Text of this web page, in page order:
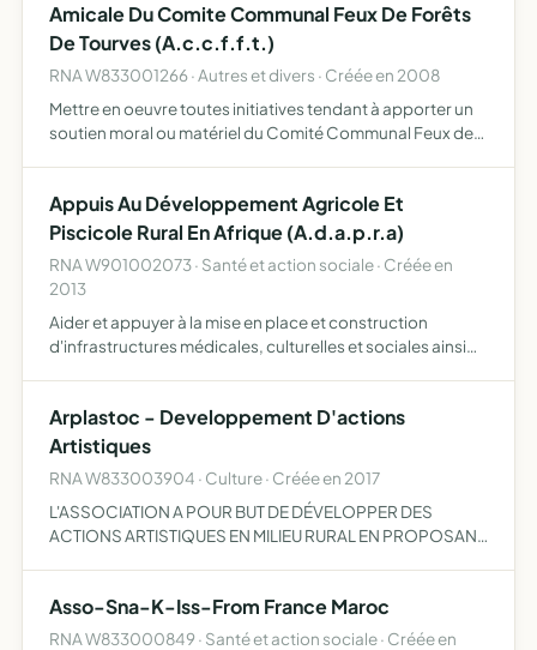
Amicale Du Comite Communal Feux De Forêts
De Tourves (A.c.c.f.f.t.)
RNA W833001266 · Autres et divers · Créée en 2008
Mettre en oeuvre toutes initiatives tendant à apporter un
soutien moral ou matériel du Comité Communal Feux de
Appuis Au Développement Agricole Et
Piscicole Rural En Afrique (A.d.a.p.r.a)
RNA W901002073 · Santé et action sociale · Créée en
2013
Aider et appuyer à la mise en place et construction
d'infrastructures médicales, culturelles et sociales ainsi
Arplastoc - Developpement D'actions
Artistiques
RNA W833003904 · Culture · Créée en 2017
L'ASSOCIATION A POUR BUT DE DÉVELOPPER DES
ACTIONS ARTISTIQUES EN MILIEU RURAL EN PROPOSANT
D'EVENEMENTS LOCAUX ET EN ORGANISANT DES…
Asso-Sna-K-Iss-From France Maroc
RNA W833000849 · Santé et action sociale · Créée en